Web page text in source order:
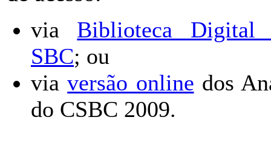
via Biblioteca Digital
SBC; ou
viaversão online dos
do CSBC 2009.